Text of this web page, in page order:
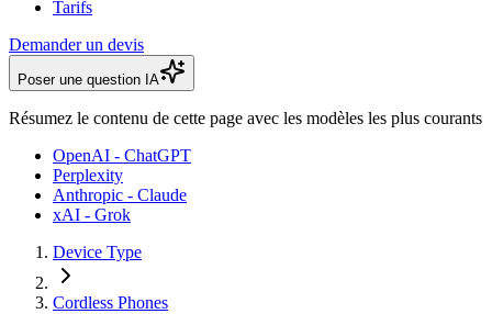
Tarifs
Demander un devis
Poser une question IA
Résumez le contenu de cette page avec les modèles les plus courants
OpenAI - ChatGPT
Perplexity
Anthropic - Claude
xAI - Grok
Device Type
Cordless Phones